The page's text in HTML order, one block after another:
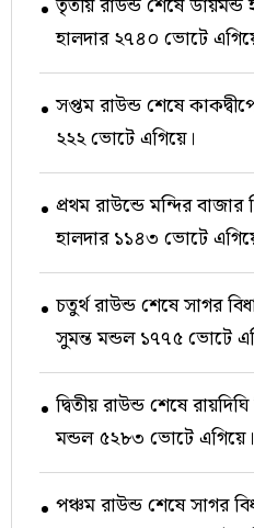
হালদার ২৭৪০ ভোটে
সপ্তম রাউন্ড শেষে
২২২ ভোটে এগিয়ে।
প্রথম রাউন্ডে মন্দির
হালদার ১১৪৩ ভোটে
চতুর্থ রাউন্ড শেষে সাগর
সুমন্ত মন্ডল ১৭৭৫ ভোটে
দ্বিতীয় রাউন্ড শেষে
মন্ডল ৫২৮৩ ভোটে এগিয়ে।
পঞ্চম রাউন্ড শেষে সাগর